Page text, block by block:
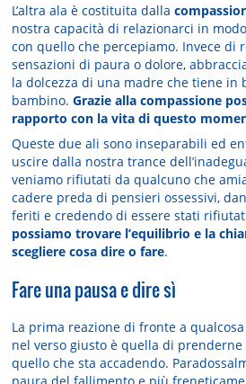
L’altra ala è costituita dalla
nostra capacità di relazionarci in
con quello che percepiamo. Invece di
sensazioni di paura o dolore,
la dolcezza di una madre che tiene in
bambino.Grazie alla compassione
rapporto con la vita di questo
Queste due ali sono inseparabili ed
uscire dalla nostra trance
veniamo rifiutati da qualcuno che
cadere preda di pensieri ossessivi,
feriti e credendo di essere stati
possiamo trovare l’equilibrio e la
scegliere cosa dire o fare.
Fare una pausa e dire sì
La prima reazione di fronte a
nel verso giusto è quella di
quello che sta accadendo.